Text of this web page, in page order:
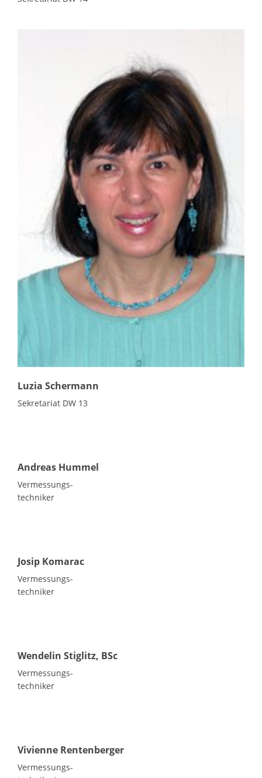
Luzia Schermann
Sekretariat DW 13
Andreas Hummel
Vermessungs-
techniker
Josip Komarac
Vermessungs-
techniker
Wendelin Stiglitz, BSc
Vermessungs-
techniker
Vivienne Rentenberger
Vermessungs-